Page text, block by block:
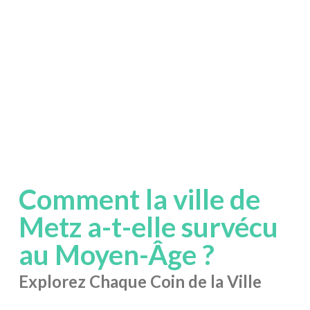
Comment la ville de
Metz a-t-elle survécu
au Moyen-Âge ?
Explorez Chaque Coin de la Ville